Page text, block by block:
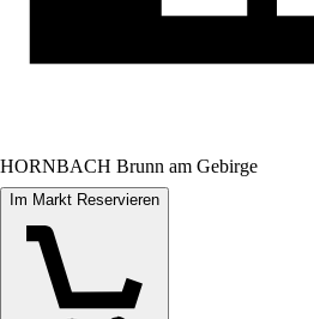
HORNBACH Brunn am Gebirge
Im Markt Reservieren